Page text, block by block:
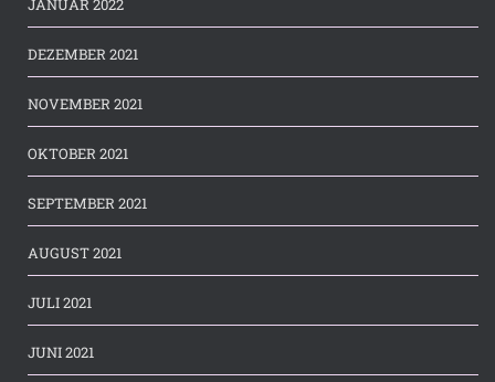
JANUAR 2022
DEZEMBER 2021
NOVEMBER 2021
OKTOBER 2021
SEPTEMBER 2021
AUGUST 2021
JULI 2021
JUNI 2021